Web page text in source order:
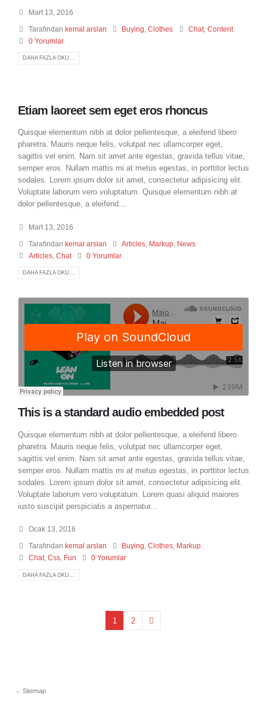
Mart 13, 2016
Tarafından kemal arslan Buying ,Clothes Chat ,Content
0 Yorumlar
DAHA FAZLA OKU...
Etiam laoreet sem eget eros rhoncus
Quisque elementum nibh at dolor pellentesque, a eleifend libero
pharetra. Mauris neque felis, volutpat nec ullamcorper eget,
sagittis vel enim. Nam sit amet ante egestas, gravida tellus vitae,
semper eros. Nullam mattis mi at metus egestas, in porttitor lectus
sodales. Lorem ipsum dolor sit amet, consectetur adipisicing elit.
Voluptate laborum vero voluptatum. Quisque elementum nibh at
dolor pellentesque, a eleifend...
Mart 13, 2016
Tarafından kemal arslan Articles Markup News
Articles, Chat 0 Yorumlar
DAHA FAZLA OKU...
This is a standard audio embedded post
Quisque elementum nibh at dolor pellentesque, a eleifend libero
pharetra. Mauris neque felis, volutpat nec ullamcorper eget,
sagittis vel enim. Nam sit amet ante egestas, gravida tellus vitae,
semper eros. Nullam mattis mi at metus egestas, in porttitor lectus
sodales. Lorem ipsum dolor sit amet, consectetur adipisicing elit.
Voluptate laborum vero voluptatum. Lorem quasi aliquid maiores
iusto suscipit perspiciatis a aspernatur...
Ocak 13, 2016
Tarafından kemal arslan Buying ,Clothes
Markup
Chat, Css, Fun 0 Yorumlar
DAHA FAZLA OKU...
1 2
Sitemap